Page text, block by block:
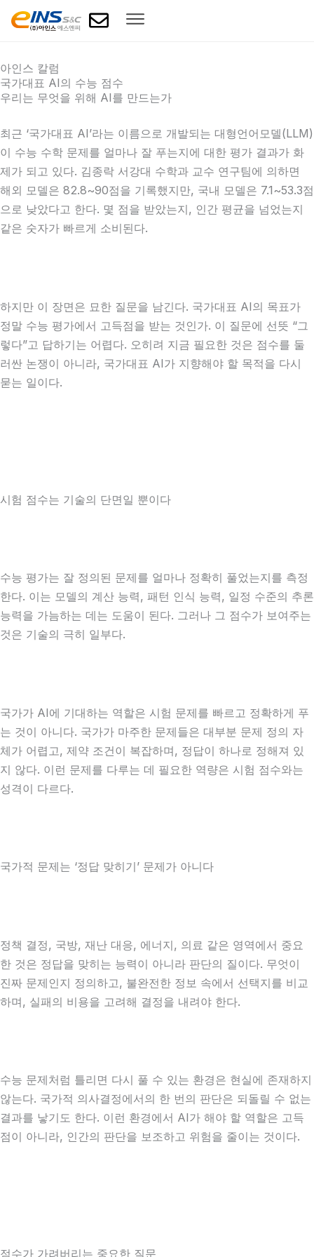
로
건
너
기
아인스 칼럼
국가대표 AI의 수능 점수
우리는 무엇을 위해 AI를 만드는가
최근 ‘국가대표 AI’라는 이름으로 개발되는 대형언어모델(LLM)
이 수능 수학 문제를 얼마나 잘 푸는지에 대한 평가 결과가 화
제가 되고 있다. 김종락 서강대 수학과 교수 연구팀에 의하면
해외 모델은 82.8~90점을 기록했지만, 국내 모델은 7.1~53.3점
으로 낮았다고 한다. 몇 점을 받았는지, 인간 평균을 넘었는지
같은 숫자가 빠르게 소비된다.
하지만 이 장면은 묘한 질문을 남긴다. 국가대표 AI의 목표가
정말 수능 평가에서 고득점을 받는 것인가. 이 질문에 선뜻 “그
렇다”고 답하기는 어렵다. 오히려 지금 필요한 것은 점수를 둘
러싼 논쟁이 아니라, 국가대표 AI가 지향해야 할 목적을 다시
묻는 일이다.
시험 점수는 기술의 단면일 뿐이다
수능 평가는 잘 정의된 문제를 얼마나 정확히 풀었는지를 측정
한다. 이는 모델의 계산 능력, 패턴 인식 능력, 일정 수준의 추론
능력을 가늠하는 데는 도움이 된다. 그러나 그 점수가 보여주는
것은 기술의 극히 일부다.
국가가 AI에 기대하는 역할은 시험 문제를 빠르고 정확하게 푸
는 것이 아니다. 국가가 마주한 문제들은 대부분 문제 정의 자
체가 어렵고, 제약 조건이 복잡하며, 정답이 하나로 정해져 있
지 않다. 이런 문제를 다루는 데 필요한 역량은 시험 점수와는
성격이 다르다.
국가적 문제는 ‘정답 맞히기’ 문제가 아니다
정책 결정, 국방, 재난 대응, 에너지, 의료 같은 영역에서 중요
한 것은 정답을 맞히는 능력이 아니라 판단의 질이다. 무엇이
진짜 문제인지 정의하고, 불완전한 정보 속에서 선택지를 비교
하며, 실패의 비용을 고려해 결정을 내려야 한다.
수능 문제처럼 틀리면 다시 풀 수 있는 환경은 현실에 존재하지
않는다. 국가적 의사결정에서의 한 번의 판단은 되돌릴 수 없는
결과를 낳기도 한다. 이런 환경에서 AI가 해야 할 역할은 고득
점이 아니라, 인간의 판단을 보조하고 위험을 줄이는 것이다.
점수가 가려버리는 중요한 질문